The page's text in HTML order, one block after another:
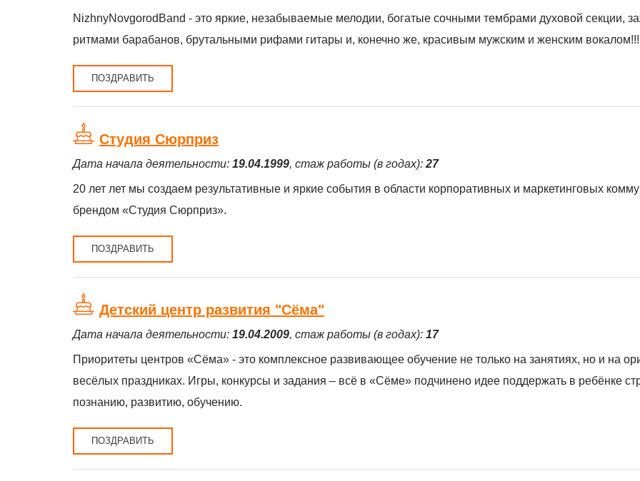
NizhnyNovgorodBand - это яркие, незабываемые мелодии, богатые сочными тембрами духовой секции,
ритмами барабанов, брутальными рифами гитары и, конечно же, красивым мужским и женским вокалом!!!
ПОЗДРАВИТЬ
Студия Сюрприз
Дата начала деятельности: 19.04.1999, стаж работы (в годах): 27
20 лет лет мы создаем результативные и яркие события в области корпоративных и маркетинговых
брендом «Студия Сюрприз».
ПОЗДРАВИТЬ
Детский центр развития "Сёма"
Дата начала деятельности: 19.04.2009, стаж работы (в годах): 17
Приоритеты центров «Сёма» - это комплексное развивающее обучение не только на занятиях, но и на
весёлых праздниках. Игры, конкурсы и задания – всё в «Сёме» подчинено идее поддержать в ребёнке
познанию, развитию, обучению.
ПОЗДРАВИТЬ